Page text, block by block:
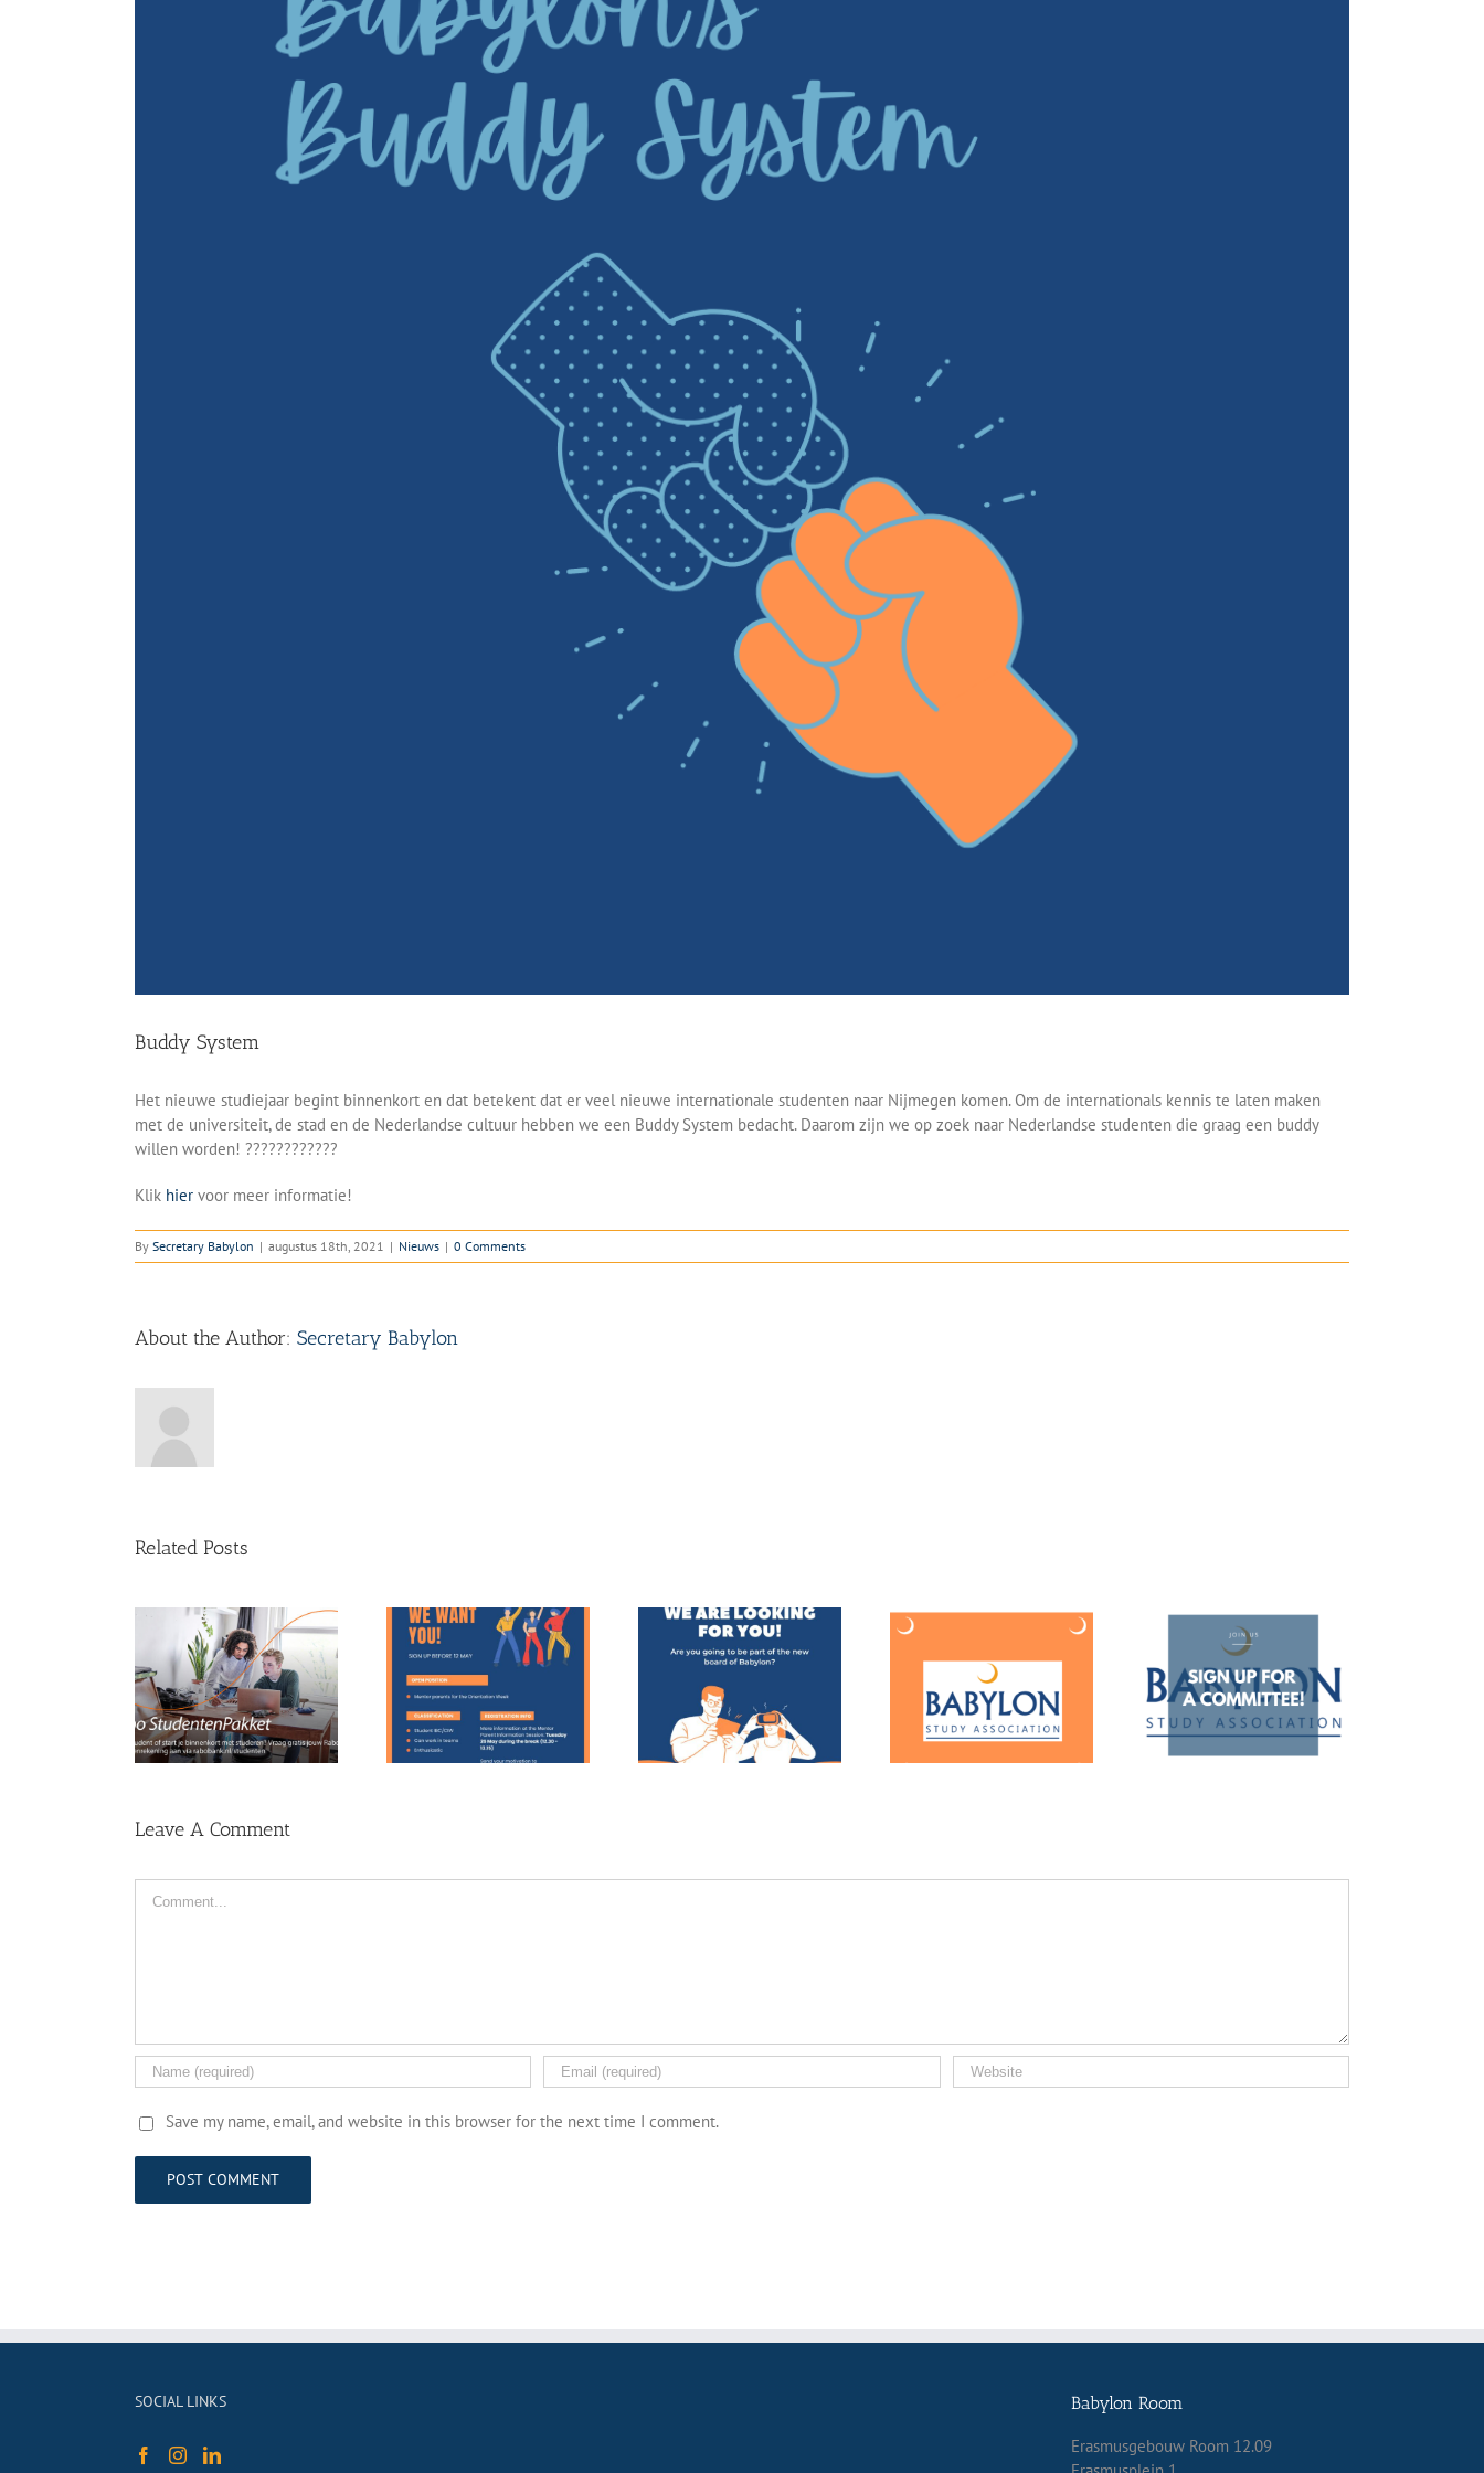
Buddy System
Het nieuwe studiejaar begint binnenkort en dat betekent dat er veel nieuwe internationale studenten naar Nijmegen komen. Om de internationals kennis te laten maken
met de universiteit, de stad en de Nederlandse cultuur hebben we een Buddy System bedacht. Daarom zijn we op zoek naar Nederlandse studenten die graag een buddy
willen worden! ????‍?‍????‍?‍??
Klik hier voor meer informatie!
By Secretary Babylon | augustus 18th, 2021 | Nieuws | 0 Comments
About the Author: Secretary Babylon
Related Posts
Op zoek naar Mentor
Ouders!
Meld je aan voor een
bestuursjaar bij Babylon
Word nu lid!
Meld je aan voor een
commissie!
Leave A Comment
Save my name, email, and website in this browser for the next time I comment.
SOCIAL LINKS Babylon Room
Erasmusgebouw Room 12.09